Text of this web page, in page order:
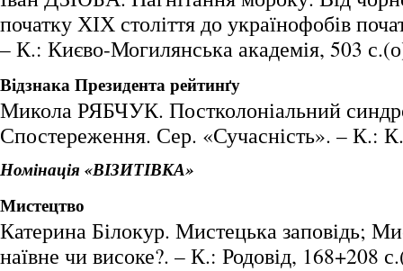
початку ХІХ століття до українофобів
– К.: Києво-Могилянська академія, 503
Відзнака Президента рейтинґу
Микола РЯБЧУК. Постколоніальний
Спостереження. Сер. «Сучасність». – К.:
Номінація «ВІЗИТІВКА»
Мистецтво
Катерина Білокур. Мистецька заповідь;
наївне чи високе?. – К.: Родовід, 168+208